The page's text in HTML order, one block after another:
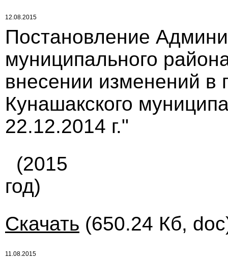
12.08.2015
Постановление
муниципального
внесении изменений в
Кунашакского
22.12.2014 г."
(2015
год)
Скачать (650.24 Кб,
11.08.2015